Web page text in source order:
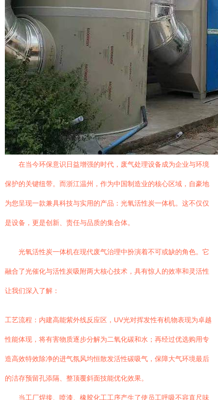
在当今环保意识日益增强的时代，废气处理设备成为企业与环境
保护的关键纽带。而浙江温州，作为中国制造业的核心区域，自豪地
为您呈现一款兼具科技与实用的产品：光氧活性炭一体机。这不仅仅
是设备，更是创新、责任与品质的集合体。
光氧活性炭一体机在现代废气治理中扮演着不可或缺的角色。它
融合了光催化与活性炭吸附两大核心技术，具有惊人的效率和灵活性
让我们深入了解：
工艺流程：内建高能紫外线反应区，UV光对挥发性有机物表现为卓越
性能体现，将有害物质逐步分解为二氧化碳和水；再经过优选购用专
造高效特效除净的进气氛风均恒散发活性碳吸气，保障大气环境最后
的洁存预留孔添隔、整顶覆斜面技能优化效果。
当工厂焊接、喷漆、橡胶化工工序产生了使员工呼吸不容直尺味